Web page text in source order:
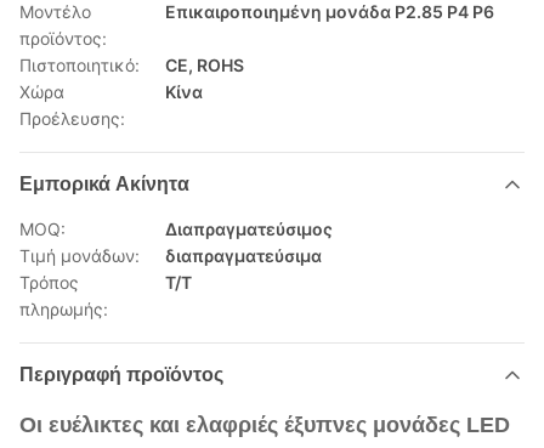
Μοντέλο
προϊόντος:
Επικαιροποιημένη μονάδα P2.85 P4 P6
Πιστοποιητικό:
CE, ROHS
Χώρα
Προέλευσης:
Κίνα
Εμπορικά Ακίνητα
MOQ:
Διαπραγματεύσιμος
Τιμή μονάδων:
διαπραγματεύσιμα
Τρόπος
πληρωμής:
T/T
Περιγραφή προϊόντος
Οι ευέλικτες και ελαφριές έξυπνες μονάδες LED